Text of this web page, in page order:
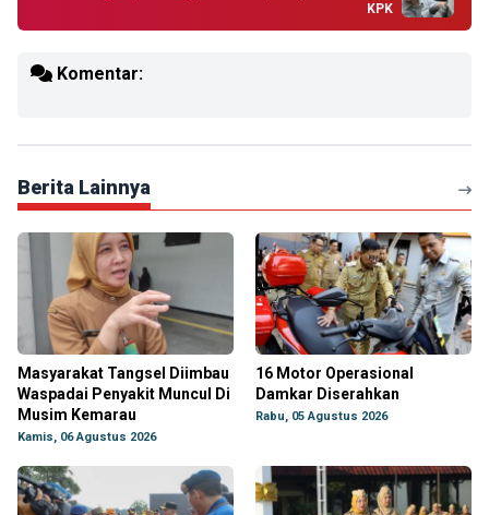
KPK
Komentar:
Berita Lainnya
Masyarakat Tangsel Diimbau
Waspadai Penyakit Muncul Di
Musim Kemarau
Kamis, 06 Agustus 2026
16 Motor Operasional
Damkar Diserahkan
Rabu, 05 Agustus 2026